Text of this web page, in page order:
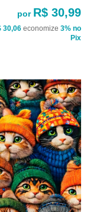
por R$ 30,99
30,06 economize 3% no
Pix